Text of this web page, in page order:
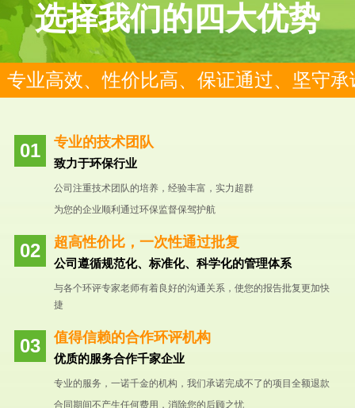
选择我们的四大优势
专业高效、性价比高、保证通过、坚守承
专业的技术团队
致力于环保行业
公司注重技术团队的培养，经验丰富，实力超群
为您的企业顺利通过环保监督保驾护航
超高性价比，一次性通过批复
公司遵循规范化、标准化、科学化的管理体系
与各个环评专家老师有着良好的沟通关系，使您的报告批复更加快
捷
值得信赖的合作环评机构
优质的服务合作千家企业
专业的服务，一诺千金的机构，我们承诺完成不了的项目全额退款
合同期间不产生任何费用，消除您的后顾之忧